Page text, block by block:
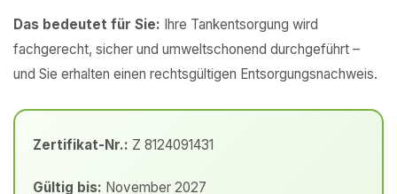
Das bedeutet für Sie: Ihre Tankentsorgung wird
fachgerecht, sicher und umweltschonend durchgeführt –
und Sie erhalten einen rechtsgültigen Entsorgungsnachweis.
Zertifikat-Nr.: Z 8124091431
Gültig bis: November 2027